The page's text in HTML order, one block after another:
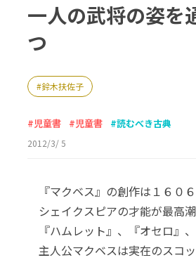
一人の武将の姿を
つ
鈴木扶佐子
児童書 児童書 読むべき古典
2012/3/ 5
『マクベス』の創作は１６０６
シェイクスピアの才能が最高
『ハムレット』、『オセロ』
主人公マクベスは実在のスコ